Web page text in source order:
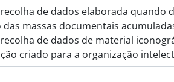
Vizinhos Marinhos, 2023
2023
2023
criativo, 2023
criativo, 2023
de dados elaborada quando
das massas documentais
de dados de material
criado para a organização